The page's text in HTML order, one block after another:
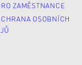
ZAMĚSTNANCE
OSOBNÍCH